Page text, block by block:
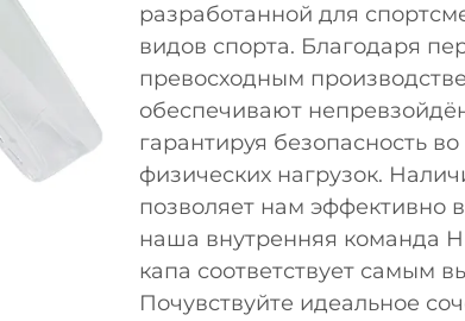
разработанной для
видов спорта. Благодаря
превосходным
обеспечивают
гарантируя безопасность
физических нагрузок.
позволяет нам эффективно
наша внутренняя команда
капа соответствует самым
Почувствуйте идеальное